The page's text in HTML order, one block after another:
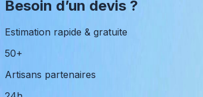
Besoin d’un devis ?
Estimation rapide & gratuite
50+
Artisans partenaires